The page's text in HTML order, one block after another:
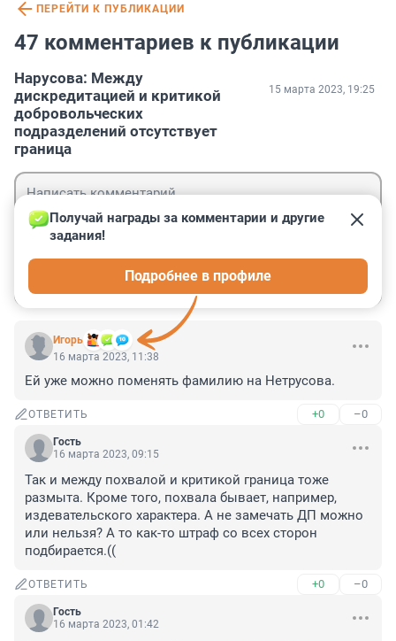
ПЕРЕЙТИ К ПУБЛИКАЦИИ
47 комментариев к публикации
Нарусова: Между
дискредитацией и критикой
добровольческих
подразделений отсутствует
граница
15 марта 2023, 19:25
Игoрь
Получай награды за комментарии и другие
задания!
Подробнее в профиле
16 марта 2023, 11:38
Ей уже можно поменять фамилию на Нетрусова.
ОТВЕТИТЬ +0 –0
Гость
16 марта 2023, 09:15
Так и между похвалой и критикой граница тоже
размыта. Кроме того, похвала бывает, например,
издевательского характера. А не замечать ДП можно
или нельзя? А то как-то штраф со всех сторон
подбирается.((
ОТВЕТИТЬ +0 –0
Гость
16 марта 2023, 01:42